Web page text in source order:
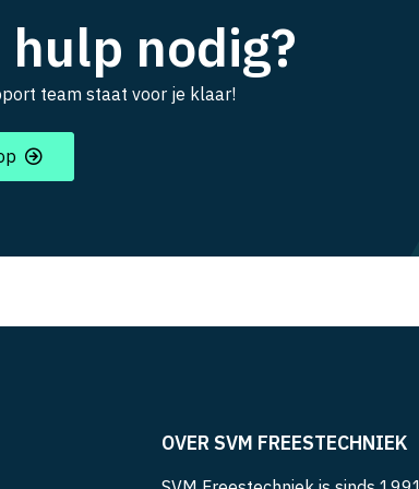
hulp nodig?
team staat voor je klaar!
OVER SVM FREESTECHNIEK